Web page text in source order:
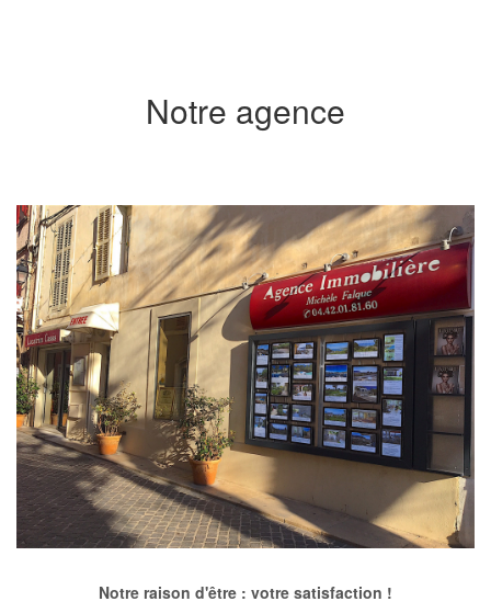
Notre agence
Notre raison d'être : votre satisfaction !